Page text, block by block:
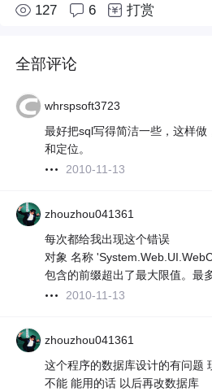
127 6 打赏
全部评论
whrspsoft3723
最好把sql写得简洁一些，这样做
和定位。
2010-11-13
zhouzhou041361
每次都给我出现这个错误
对象 名称
包含的前缀超出了最大限值。最
2010-11-13
zhouzhou041361
这个程序的数据库设计的有问题
不能 能用的话 以后再改数据库